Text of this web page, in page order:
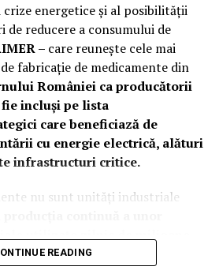
energetice și al posibilității
reducere a consumului de
– care reuneşte cele mai
fabricaţie de medicamente din
României ca producătorii
incluși pe lista
care beneficiază de
cu energie electrică, alături
infrastructuri critice.
nu sunt unități industriale
de spitalele din toată țara
READING